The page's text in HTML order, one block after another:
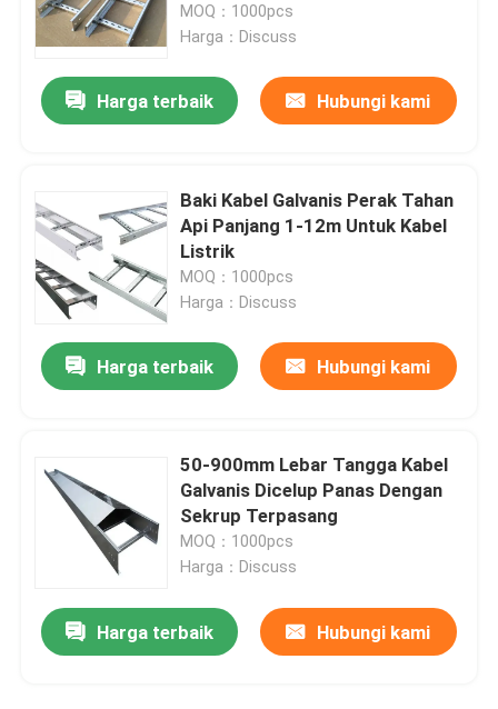
MOQ：1000pcs
Harga：Discuss
Harga terbaik Hubungi kami
Baki Kabel Galvanis Perak Tahan
Api Panjang 1-12m Untuk Kabel
Listrik
MOQ：1000pcs
Harga：Discuss
Harga terbaik Hubungi kami
50-900mm Lebar Tangga Kabel
Galvanis Dicelup Panas Dengan
Sekrup Terpasang
MOQ：1000pcs
Harga：Discuss
Harga terbaik Hubungi kami